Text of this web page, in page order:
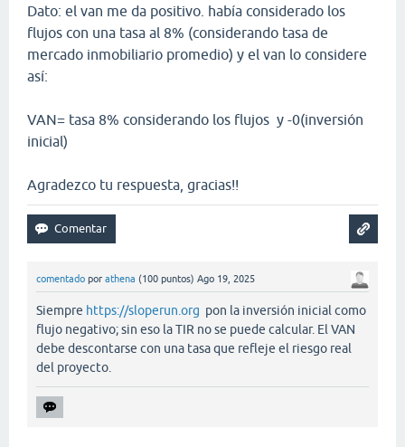
Dato: el van me da positivo. había considerado los
flujos con una tasa al 8% (considerando tasa de
mercado inmobiliario promedio) y el van lo considere
así:
VAN= tasa 8% considerando los flujos y -0(inversión
inicial)
Agradezco tu respuesta, gracias!!
comentado por athena (100 puntos) Ago 19, 2025
Siempre https://sloperun.org pon la inversión inicial como
flujo negativo; sin eso la TIR no se puede calcular. El VAN
debe descontarse con una tasa que refleje el riesgo real
del proyecto.